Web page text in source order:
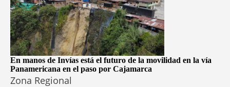
En manos de Invías está el futuro de la movilidad en la vía
Panamericana en el paso por Cajamarca
Zona Regional